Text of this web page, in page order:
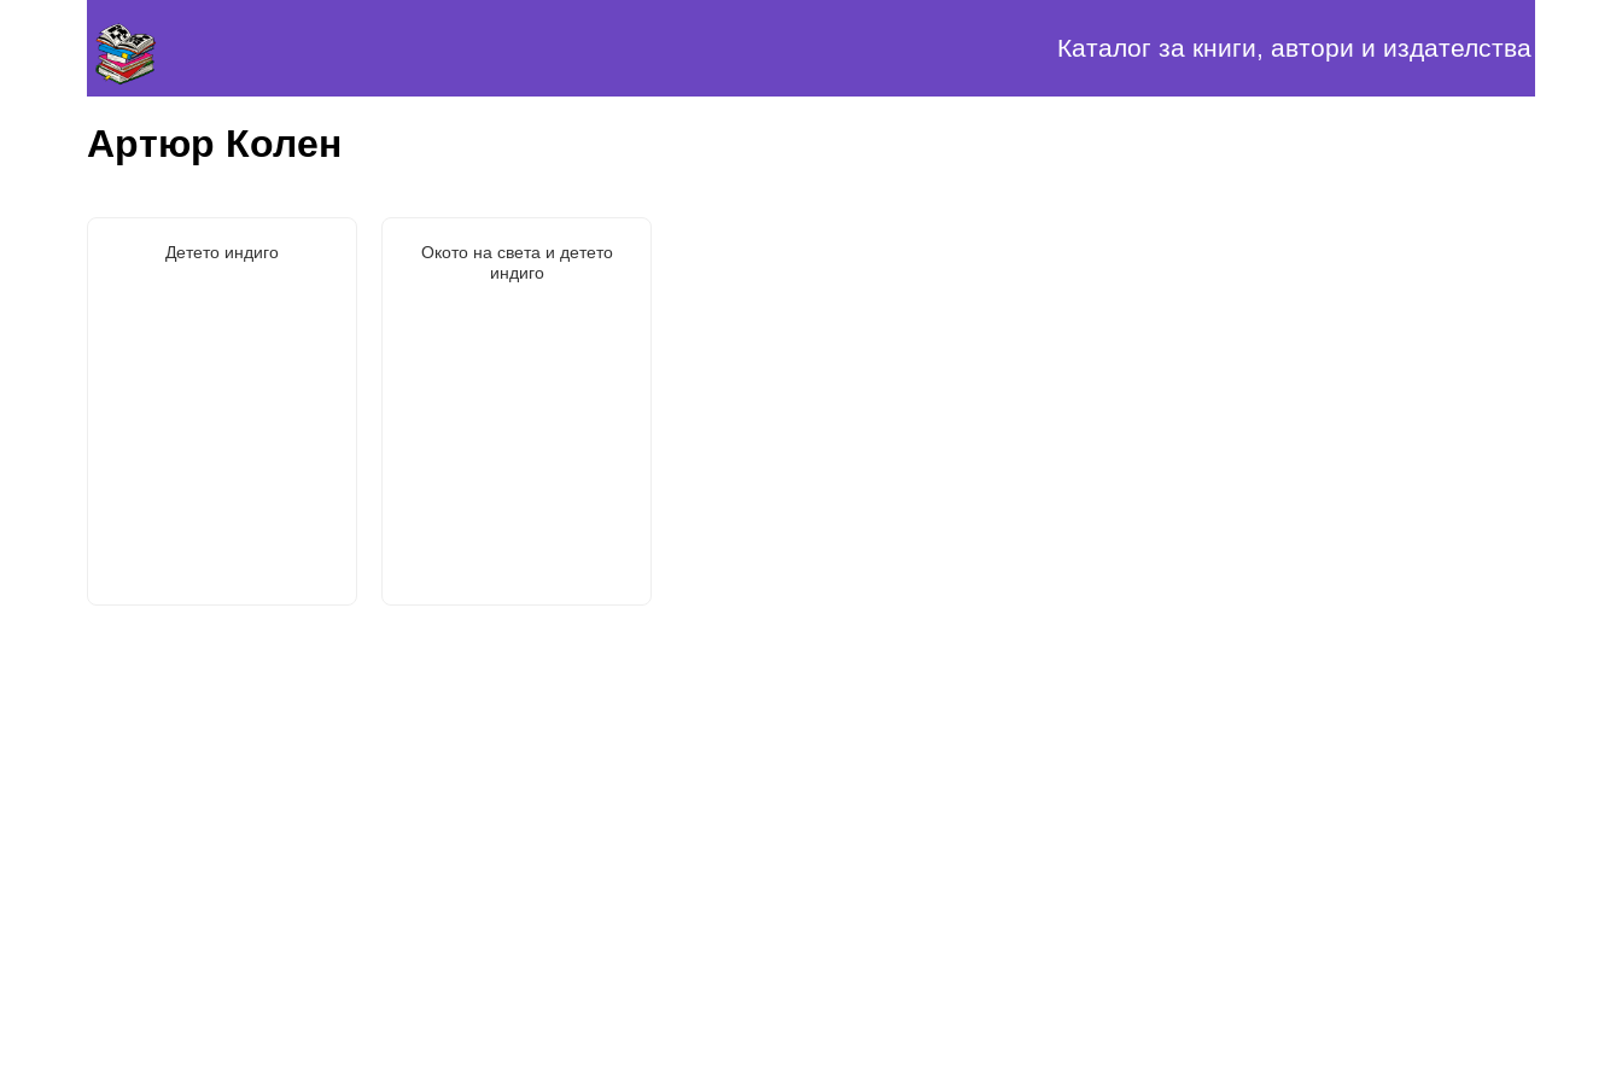
Каталог за книги, автори и издателства
Артюр Колен
Детето индиго
Окото на света и детето
индиго